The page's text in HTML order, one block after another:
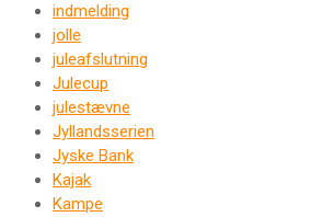
indmelding
jolle
juleafslutning
Julecup
julestævne
Jyllandsserien
Jyske Bank
Kajak
Kampe